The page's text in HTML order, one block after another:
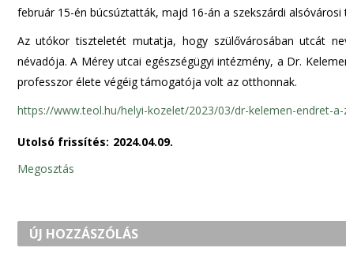
február 15-én búcsúztatták, majd 16-án a szekszárdi
Az utókor tiszteletét mutatja, hogy szülővárosában utcát
névadója. A Mérey utcai egészségügyi intézmény, a Dr.
professzor élete végéig támogatója volt az otthonnak.
https://www.teol.hu/helyi-kozelet/2023/03/dr-kelemen-endret-
Utolsó frissítés: 2024.04.09.
Megosztás
ÚJ HOZZÁSZÓLÁS